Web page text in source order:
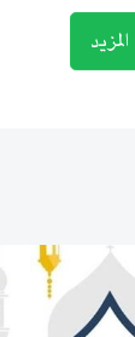
المزيد